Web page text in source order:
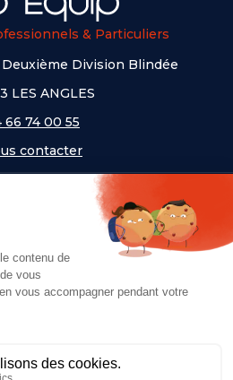
& Particuliers
Division Blindée
LES ANGLES
66 74 00 55
contacter
UNIVERS